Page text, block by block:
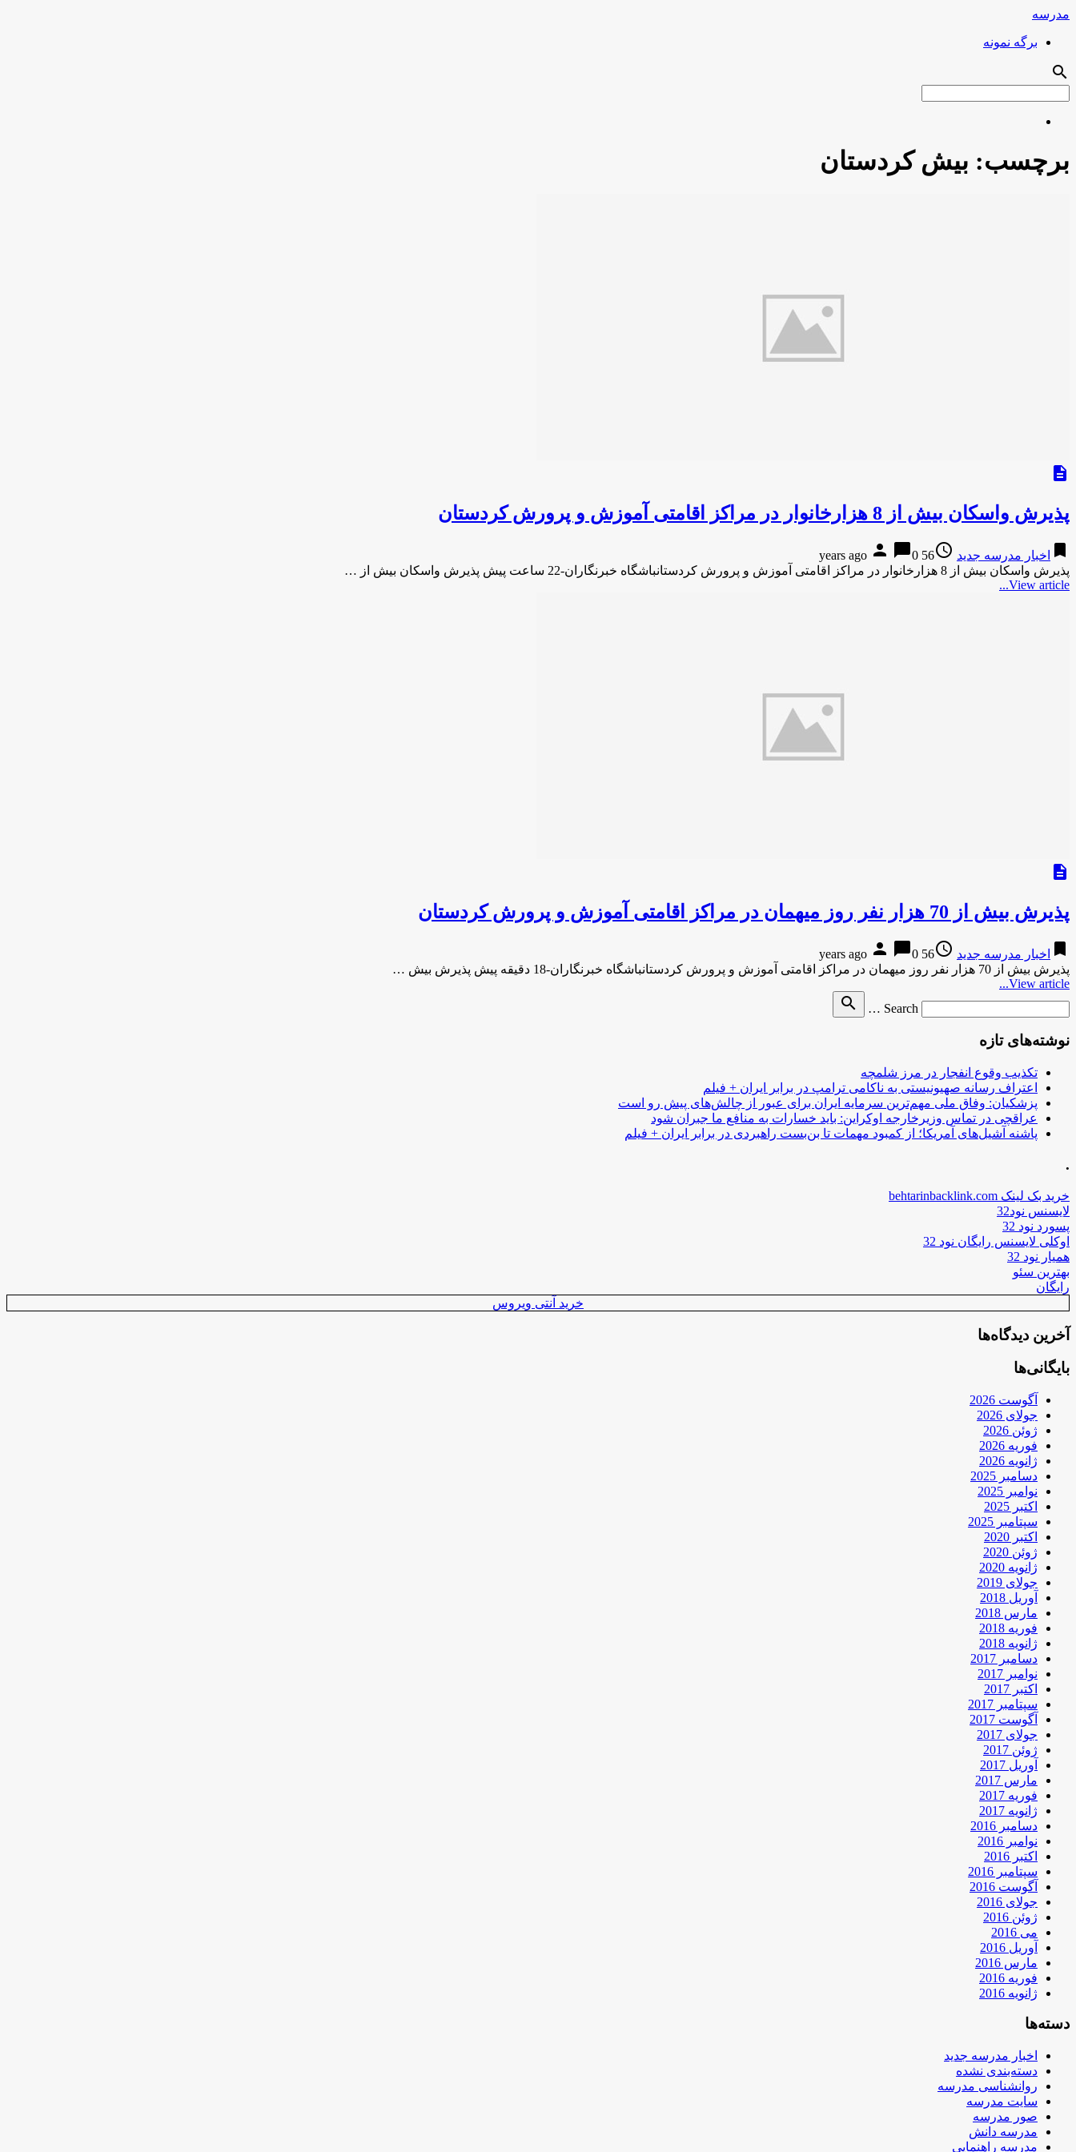
مدرسه
برگه نمونه
search
برچسب: بیش کردستان
description
پذیرش واسکان بیش از 8 هزارخانوار در مراکز اقامتی آموزش و پرورش کردستان
bookmark اخبار مدرسه جدید access_time
56 years ago
person chat_bubble0
پذیرش واسکان بیش از 8 هزارخانوار در مراکز اقامتی آموزش و پرورش کردستانباشگاه خبرنگاران-22 ساعت پیش پذیرش واسکان بیش از …
View article...
description
پذیرش بیش از 70 هزار نفر روز میهمان در مراکز اقامتی آموزش و پرورش کردستان
bookmark اخبار مدرسه جدید access_time
56 years ago
person chat_bubble0
پذیرش بیش از 70 هزار نفر روز میهمان در مراکز اقامتی آموزش و پرورش کردستانباشگاه خبرنگاران-18 دقیقه پیش پذیرش بیش …
View article...
Search …
search
نوشته‌های تازه
تکذیب وقوع انفجار در مرز شلمچه
اعتراف رسانه صهیونیستی به ناکامی ترامپ در برابر ایران + فیلم
پزشکیان: وفاق ملی مهم‌ترین سرمایه ایران برای عبور از چالش‌های پیش رو است
عراقچی در تماس وزیرخارجه اوکراین: باید خسارات به منافع ما جبران شود
پاشنه آشیل‌های آمریکا؛ از کمبود مهمات تا بن‌بست راهبردی در برابر ایران + فیلم
.
خرید بک لینک behtarinbacklink.com
لایسنس نود32
پسورد نود 32
اوکلی لایسنس رایگان نود 32
همیار نود 32
بهترین سئو
رایگان
خرید آنتی ویروس
آخرین دیدگاه‌ها
بایگانی‌ها
آگوست 2026
جولای 2026
ژوئن 2026
فوریه 2026
ژانویه 2026
دسامبر 2025
نوامبر 2025
اکتبر 2025
سپتامبر 2025
اکتبر 2020
ژوئن 2020
ژانویه 2020
جولای 2019
آوریل 2018
مارس 2018
فوریه 2018
ژانویه 2018
دسامبر 2017
نوامبر 2017
اکتبر 2017
سپتامبر 2017
آگوست 2017
جولای 2017
ژوئن 2017
آوریل 2017
مارس 2017
فوریه 2017
ژانویه 2017
دسامبر 2016
نوامبر 2016
اکتبر 2016
سپتامبر 2016
آگوست 2016
جولای 2016
ژوئن 2016
می 2016
آوریل 2016
مارس 2016
فوریه 2016
ژانویه 2016
دسته‌ها
اخبار مدرسه جدید
دسته‌بندی نشده
روانشناسی مدرسه
سایت مدرسه
صور مدرسه
مدرسه دانش
مدرسه راهنمایی